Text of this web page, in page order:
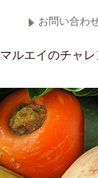
お問い合わ
マルエイのチャレ